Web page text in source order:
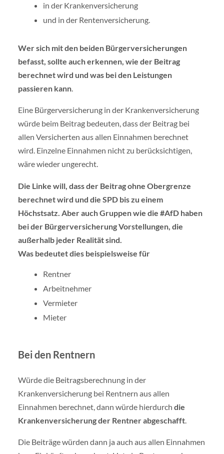
in der Krankenversicherung
und in der Rentenversicherung.
Wer sich mit den beiden Bürgerversicherungen
befasst, sollte auch erkennen, wie der Beitrag
berechnet wird und was bei den Leistungen
passieren kann.
Eine Bürgerversicherung in der Krankenversicherung
würde beim Beitrag bedeuten, dass der Beitrag bei
allen Versicherten aus allen Einnahmen berechnet
wird. Einzelne Einnahmen nicht zu berücksichtigen,
wäre wieder ungerecht.
Die Linke will, dass der Beitrag ohne Obergrenze
berechnet wird und die SPD bis zu einem
Höchstsatz. Aber auch Gruppen wie die #AfD haben
bei der Bürgerversicherung Vorstellungen, die
außerhalb jeder Realität sind.
Was bedeutet dies beispielsweise für
Rentner
Arbeitnehmer
Vermieter
Mieter
Bei den Rentnern
Würde die Beitragsberechnung in der
Krankenversicherung bei Rentnern aus allen
Einnahmen berechnet, dann würde hierdurch die
Krankenversicherung der Rentner abgeschafft.
Die Beiträge würden dann ja auch aus allen Einnahmen